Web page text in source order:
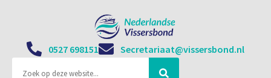
0527 698151 Secretariaat@vissersbond.nl